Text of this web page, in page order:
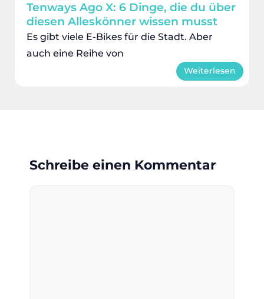
Tenways Ago X: 6 Dinge, die du über
diesen Alleskönner wissen musst
Es gibt viele E-Bikes für die Stadt. Aber
auch eine Reihe von
Weiterlesen
Schreibe einen Kommentar